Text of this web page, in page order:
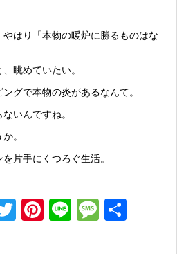
はり「本物の暖炉に勝るものはな
眺めていたい。
グで本物の炎があるなんて。
いんですね。
。
片手にくつろぐ生活。
Twitter
Pinterest
Line